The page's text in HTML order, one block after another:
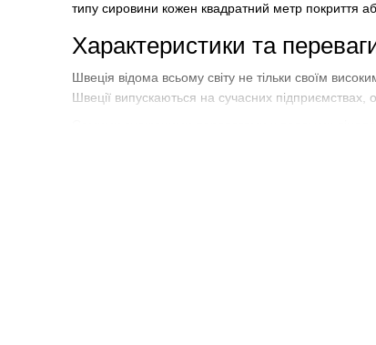
типу сировини кожен квадратний метр покриття
Характеристики та
Швеція відома всьому світу не тільки своїм
Швеції випускаються на сучасних підприємствах,